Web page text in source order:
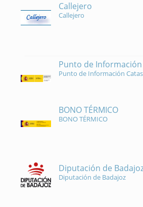
Callejero
Callejero
Punto de
Punto de Información
BONO TÉRMICO
BONO TÉRMICO
Diputación de
Diputación de Badajoz